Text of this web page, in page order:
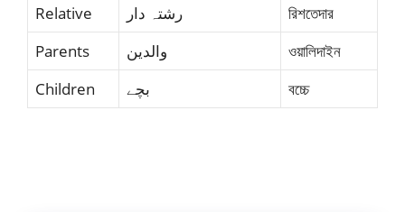
Relative
رشتہ دار
রিশতেদার
Parents
والدین
ওয়ালিদাইন
Children
بچے বচ্চে